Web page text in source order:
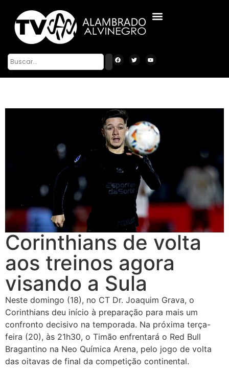
Corinthians de volta
aos treinos agora
visando a Sula
Neste domingo (18), no CT Dr. Joaquim Grava, o
Corinthians deu início à preparação para mais um
confronto decisivo na temporada. Na próxima terça-
feira (20), às 21h30, o Timão enfrentará o Red Bull
Bragantino na Neo Química Arena, pelo jogo de volta
das oitavas de final da competição continental.